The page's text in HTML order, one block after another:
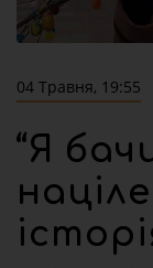
04 Травня, 19:55
“Я